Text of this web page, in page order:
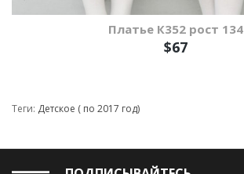
Платье К352 рост 134
$67
Теги: Детское ( по 2017 год)